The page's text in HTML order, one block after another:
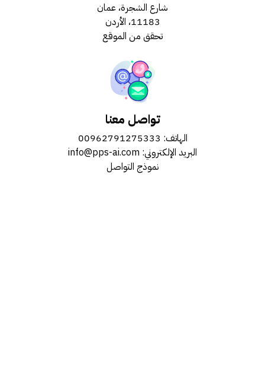
شارع الشجرة، عمان
11183، الأردن
تحقق من الموقع
تواصل معنا
الهاتف: 00962791275333
البريد الإلكتروني: info@pps-ai.com
نموذج التواصل